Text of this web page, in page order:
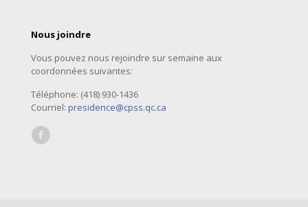
Nous joindre
Vous pouvez nous rejoindre sur semaine aux
coordonnées suivantes:
Téléphone: (418) 930-1436
Courriel: presidence@cpss.qc.ca